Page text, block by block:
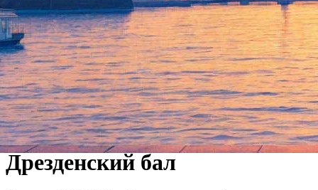
Куда пойти 30 августа–1
сентября: Курентзис в
Капелле, Сплин на
Дворцовой, "День Д",
Дрезденский бал